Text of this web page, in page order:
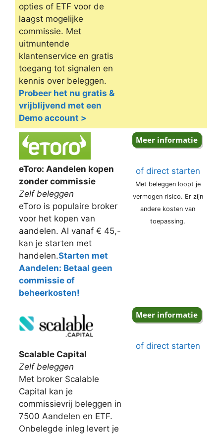
opties of ETF voor de
laagst mogelijke
commissie. Met
uitmuntende
klantenservice en gratis
toegang tot signalen en
kennis over beleggen.
Probeer het nu gratis &
vrijblijvend met een
Demo account >
eToro: Aandelen kopen
zonder commissie
Zelf beleggen
eToro is populaire broker
voor het kopen van
aandelen. Al vanaf € 45,-
kan je starten met
handelen.Starten met
Aandelen: Betaal geen
commissie of
beheerkosten!
of direct starten
Met beleggen loopt je
vermogen risico. Er zijn
andere kosten van
toepassing.
Scalable Capital
Zelf beleggen
Met broker Scalable
Capital kan je
commissievrij beleggen in
7500 Aandelen en ETF.
Onbelegde inleg levert je
of direct starten